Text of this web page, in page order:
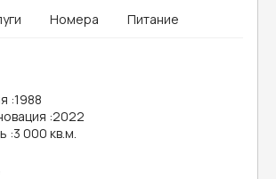
Номера Питание
:1988
:2022
:3 000 кв.м.